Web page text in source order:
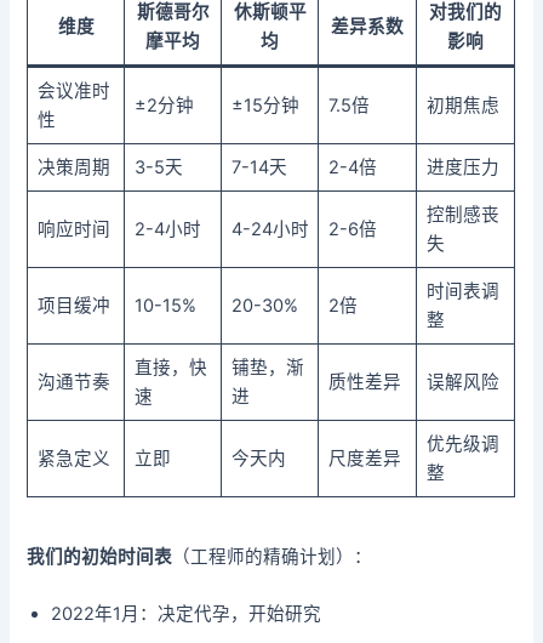
维度
斯德哥尔
摩平均
休斯顿平
均
差异系数
对我们的
影响
会议准时
性
±2分钟 ±15分钟 7.5倍 初期焦虑
决策周期 3-5天 7-14天 2-4倍 进度压力
响应时间 2-4小时 4-24小时 2-6倍
控制感丧
失
项目缓冲 10-15% 20-30% 2倍
时间表调
整
沟通节奏
直接，快
速
铺垫，渐
进
质性差异 误解风险
紧急定义 立即 今天内 尺度差异
优先级调
整
我们的初始时间表 （工程师的精确计划）：
2022年1月：决定代孕，开始研究